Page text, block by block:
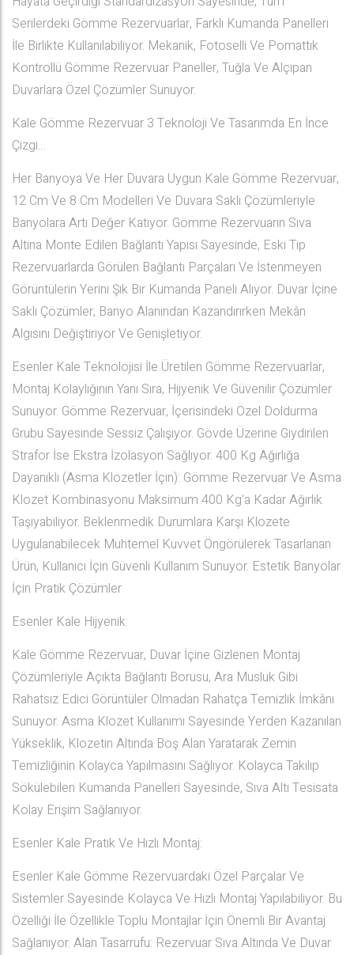
Serilerdeki Gömme Rezervuarlar, Farklı Kumanda Panelleri
İle Birlikte Kullanılabiliyor. Mekanik, Fotoselli Ve Pomattık
Kontrollü Gömme Rezervuar Paneller, Tuğla Ve Alçıpan
Duvarlara Özel Çözümler Sunuyor.
Kale Gömme Rezervuar 3 Teknoloji Ve Tasarımda En İnce
Çizgi…
Her Banyoya Ve Her Duvara Uygun Kale Gömme Rezervuar,
12 Cm Ve 8 Cm Modelleri Ve Duvara Saklı Çözümleriyle
Banyolara Artı Değer Katıyor. Gömme Rezervuarın Sıva
Altına Monte Edilen Bağlantı Yapısı Sayesinde, Eski Tip
Rezervuarlarda Görülen Bağlantı Parçaları Ve İstenmeyen
Görüntülerin Yerini Şık Bir Kumanda Paneli Alıyor. Duvar İçine
Saklı Çözümler, Banyo Alanından Kazandırırken Mekân
Algısını Değiştiriyor Ve Genişletiyor.
Esenler Kale Teknolojisi İle Üretilen Gömme Rezervuarlar,
Montaj Kolaylığının Yanı Sıra, Hijyenik Ve Güvenilir Çözümler
Sunuyor. Gömme Rezervuar, İçerisindeki Özel Doldurma
Grubu Sayesinde Sessiz Çalışıyor. Gövde Üzerine Giydirilen
Strafor İse Ekstra İzolasyon Sağlıyor. 400 Kg Ağırlığa
Dayanıklı (Asma Klozetler İçin): Gömme Rezervuar Ve Asma
Klozet Kombinasyonu Maksimum 400 Kg’a Kadar Ağırlık
Taşıyabiliyor. Beklenmedik Durumlara Karşı Klozete
Uygulanabilecek Muhtemel Kuvvet Öngörülerek Tasarlanan
Ürün, Kullanıcı İçin Güvenli Kullanım Sunuyor. Estetik Banyolar
İçin Pratik Çözümler
Esenler Kale Hijyenik:
Kale Gömme Rezervuar, Duvar İçine Gizlenen Montaj
Çözümleriyle Açıkta Bağlantı Borusu, Ara Musluk Gibi
Rahatsız Edici Görüntüler Olmadan Rahatça Temizlik İmkânı
Sunuyor. Asma Klozet Kullanımı Sayesinde Yerden Kazanılan
Yükseklik, Klozetin Altında Boş Alan Yaratarak Zemin
Temizliğinin Kolayca Yapılmasını Sağlıyor. Kolayca Takılıp
Sökülebilen Kumanda Panelleri Sayesinde, Sıva Altı Tesisata
Kolay Erişim Sağlanıyor.
Esenler Kale Pratik Ve Hızlı Montaj:
Esenler Kale Gömme Rezervuardaki Özel Parçalar Ve
Sistemler Sayesinde Kolayca Ve Hızlı Montaj Yapılabiliyor. Bu
Özelliği İle Özellikle Toplu Montajlar İçin Önemli Bir Avantaj
Sağlanıyor. Alan Tasarrufu: Rezervuar Sıva Altında Ve Duvar